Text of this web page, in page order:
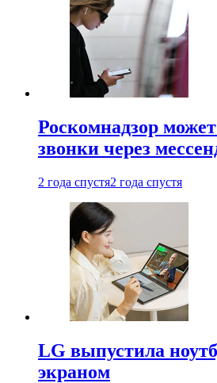
Роскомнадзор
звонки через
2 года спустя2 года спустя
LG выпустила
экраном